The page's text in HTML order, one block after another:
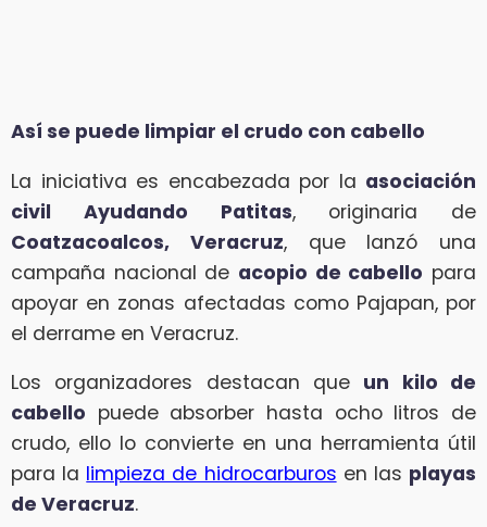
Así se puede limpiar el crudo con cabello
La iniciativa es encabezada por la asociación
civil Ayudando Patitas, originaria de
Coatzacoalcos, Veracruz, que lanzó una
campaña nacional de acopio de cabello para
apoyar en zonas afectadas como Pajapan, por
el derrame en Veracruz.
Los organizadores destacan que un kilo de
cabello puede absorber hasta ocho litros de
crudo, ello lo convierte en una herramienta útil
para la limpieza de hidrocarburos en las playas
de Veracruz.